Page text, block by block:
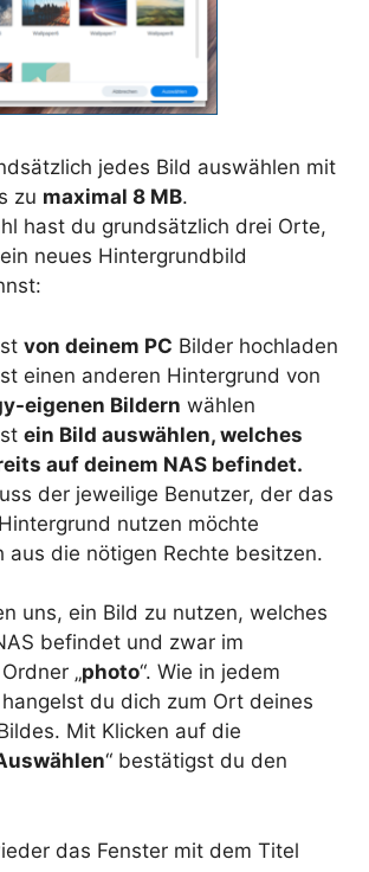
jedes Bild auswählen mit
zu maximal 8 MB.
hast du grundsätzlich drei Orte,
neues Hintergrundbild
von deinem PC Bilder hochladen
einen anderen Hintergrund von
eigenen Bildern wählen
ein Bild auswählen, welches
auf deinem NAS befindet.
der jeweilige Benutzer, der das
nutzen möchte
aus die nötigen Rechte besitzen.
uns, ein Bild zu nutzen, welches
befindet und zwar im
„photo“. Wie in jedem
du dich zum Ort deines
Mit Klicken auf die
“ bestätigst du den
das Fenster mit dem Titel